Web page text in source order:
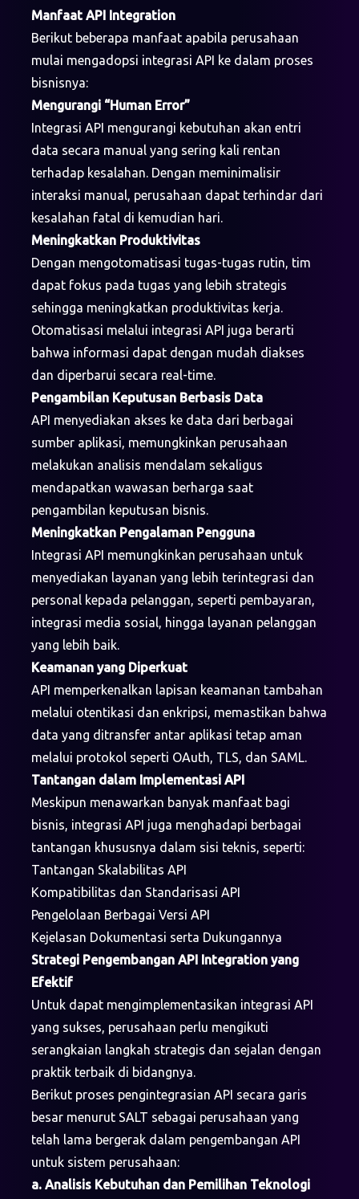
Manfaat API Integration
Berikut beberapa manfaat apabila perusahaan
mulai mengadopsi integrasi API ke dalam proses
bisnisnya:
Mengurangi “Human Error”
Integrasi API mengurangi kebutuhan akan entri
data secara manual yang sering kali rentan
terhadap kesalahan. Dengan meminimalisir
interaksi manual, perusahaan dapat terhindar dari
kesalahan fatal di kemudian hari.
Meningkatkan Produktivitas
Dengan mengotomatisasi tugas-tugas rutin, tim
dapat fokus pada tugas yang lebih strategis
sehingga meningkatkan produktivitas kerja.
Otomatisasi melalui integrasi API juga berarti
bahwa informasi dapat dengan mudah diakses
dan diperbarui secara real-time.
Pengambilan Keputusan Berbasis Data
API menyediakan akses ke data dari berbagai
sumber aplikasi, memungkinkan perusahaan
melakukan analisis mendalam sekaligus
mendapatkan wawasan berharga saat
pengambilan keputusan bisnis.
Meningkatkan Pengalaman Pengguna
Integrasi API memungkinkan perusahaan untuk
menyediakan layanan yang lebih terintegrasi dan
personal kepada pelanggan, seperti pembayaran,
integrasi media sosial, hingga layanan pelanggan
yang lebih baik.
Keamanan yang Diperkuat
API memperkenalkan lapisan keamanan tambahan
melalui otentikasi dan enkripsi, memastikan bahwa
data yang ditransfer antar aplikasi tetap aman
melalui protokol seperti OAuth, TLS, dan SAML.
Tantangan dalam Implementasi API
Meskipun menawarkan banyak manfaat bagi
bisnis, integrasi API juga menghadapi berbagai
tantangan khususnya dalam sisi teknis, seperti:
Tantangan Skalabilitas API
Kompatibilitas dan Standarisasi API
Pengelolaan Berbagai Versi API
Kejelasan Dokumentasi serta Dukungannya
Strategi Pengembangan API Integration yang
Efektif
Untuk dapat mengimplementasikan integrasi API
yang sukses, perusahaan perlu mengikuti
serangkaian langkah strategis dan sejalan dengan
praktik terbaik di bidangnya.
Berikut proses pengintegrasian API secara garis
besar menurut SALT sebagai perusahaan yang
telah lama bergerak dalam pengembangan API
untuk sistem perusahaan:
a. Analisis Kebutuhan dan Pemilihan Teknologi